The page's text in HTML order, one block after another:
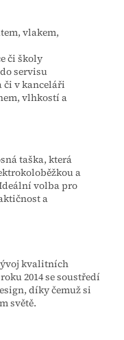
vlakem,
či školy
servisu
či v kanceláři
vlhkostí a
taška, která
a
volba pro
a
kvalitních
2014 se soustředí
díky čemuž si
světě.